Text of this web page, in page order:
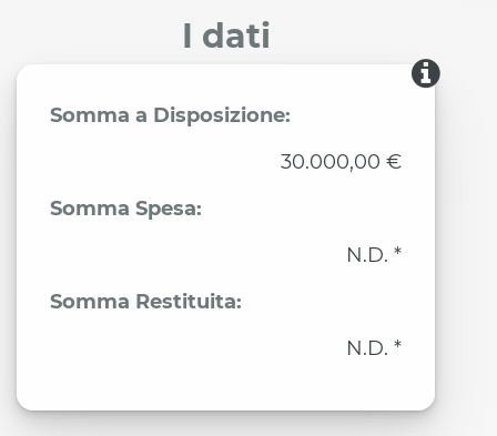
I dati
Somma a Disposizione:
30.000,00 €
Somma Spesa:
N.D. *
Somma Restituita:
N.D. *